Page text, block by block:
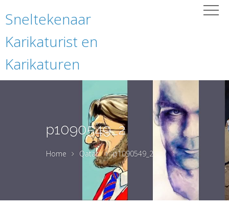
Sneltekenaar
Karikaturist en
Karikaturen
p1090549_2
Home Qatar p1090549_2